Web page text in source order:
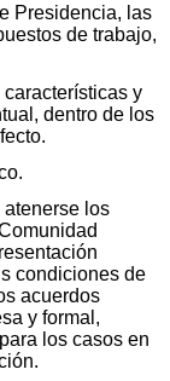
Presidencia, las
de trabajo,
y
dentro de los
los
condiciones de
acuerdos
y formal,
los casos en